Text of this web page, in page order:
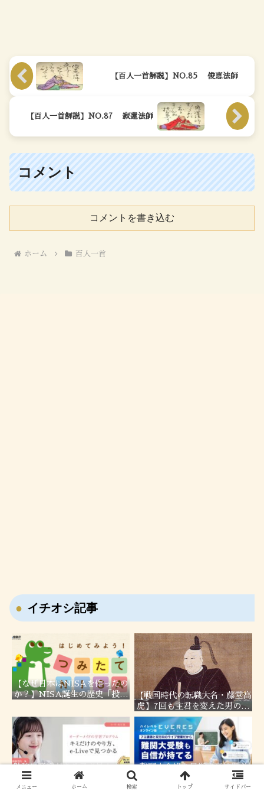
【百人一首解説】NO.85 俊恵法師
【百人一首解説】NO.87 寂蓮法師
コメント
コメントを書き込む
ホーム 百人一首
イチオシ記事
【なぜ日本はNISAを作ったの
か？】NISA誕生の歴史「投資
説！
【戦国時代の転職大名・藤堂高
虎】7回も主君を変えた男の転
職履歴！
勉強に意識がある子必見！オン
ライン家庭教師「e-Live」
難関大合格を目指す高校生必
見！現役塾講師が勧めるベネッ
セの「エベレス高校部」
メニュー ホーム 検索 トップ サイドバー